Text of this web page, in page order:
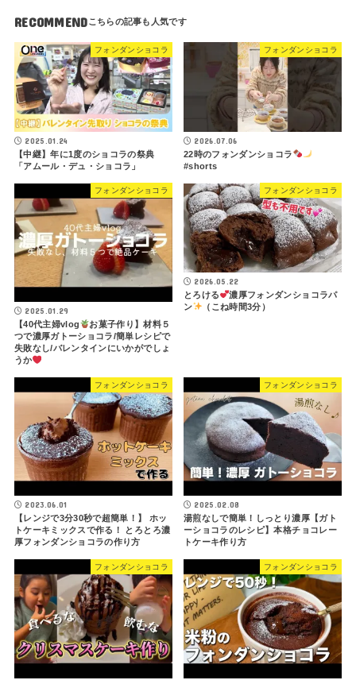
RECOMMEND
フォンダンショコラ
2025.01.24
【中継】年に1度のショコラの祭典
「アムール・デュ・ショコラ」
フォンダンショコラ
2026.07.06
22時のフォンダンショコラ
#shorts
フォンダンショコラ
2025.01.29
【40代主婦vlog
お菓子作り】材料５
つで濃厚ガトーショコラ/簡単レシピで
失敗なし/バレンタインにいかがでしょ
うか
フォンダンショコラ
2026.05.22
とろける
濃厚フォンダンショコラパ
ン
（こね時間3分）
フォンダンショコラ
2023.06.01
【レンジで3分30秒で超簡単！】 ホッ
トケーキミックスで作る！ とろとろ濃
厚フォンダンショコラの作り方
フォンダンショコラ
2025.02.08
湯煎なしで簡単！しっとり濃厚【ガト
ーショコラのレシピ】本格チョコレー
トケーキ作り方
フォンダンショコラ フォンダンショコラ